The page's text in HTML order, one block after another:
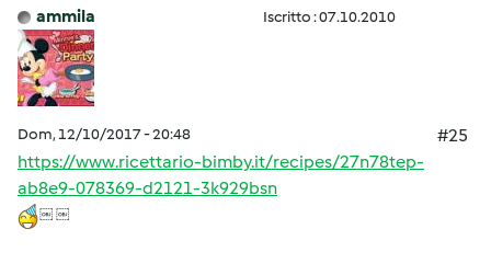
ammila Iscritto : 07.10.2010
Dom, 12/10/2017 - 20:48
#25
https://www.ricettario-bimby.it/recipes/27n78tep-
ab8e9-078369-d2121-3k929bsn
￼￼